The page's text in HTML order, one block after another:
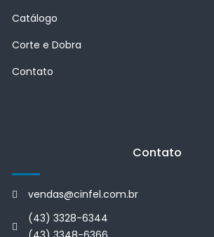
Catálogo
Corte e Dobra
Contato
Contato
vendas@cinfel.com.br
(43) 3328-6344